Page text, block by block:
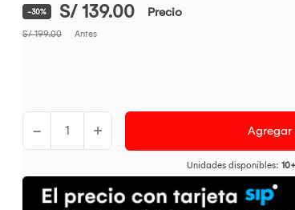
-30% S/ 139.00 Precio
S/ 199.00 Antes
- +
Unidades disponibles: 10+